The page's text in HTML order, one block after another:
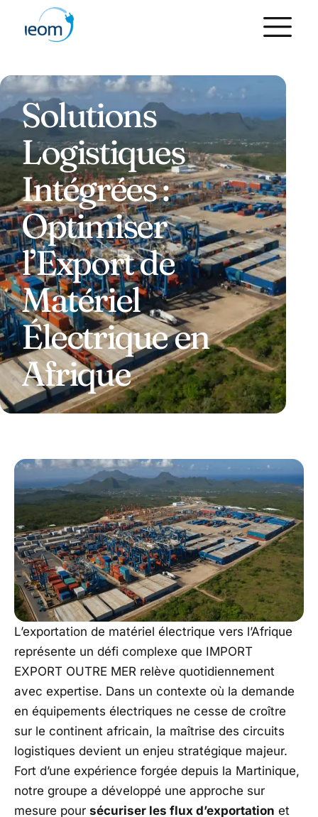
Solutions
Logistiques
Intégrées :
Optimiser
l’Export de
Matériel
Électrique en
Afrique
L’exportation de matériel électrique vers l’Afrique
représente un défi complexe que IMPORT
EXPORT OUTRE MER relève quotidiennement
avec expertise. Dans un contexte où la demande
en équipements électriques ne cesse de croître
sur le continent africain, la maîtrise des circuits
logistiques devient un enjeu stratégique majeur.
Fort d’une expérience forgée depuis la Martinique,
notre groupe a développé une approche sur
mesure pour sécuriser les flux d’exportation et